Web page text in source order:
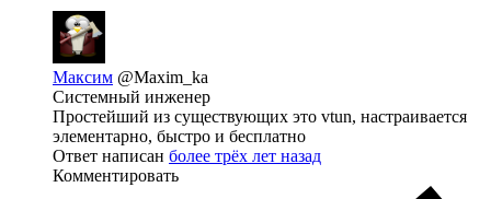
Максим @Maxim_ka
Системный инженер
Простейший из существующих это vtun, настраивается
элементарно, быстро и бесплатно
Ответ написан более трёх лет назад
Комментировать